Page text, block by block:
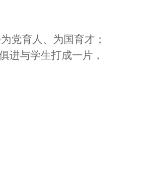
党育人、为国育才；
进与学生打成一片，